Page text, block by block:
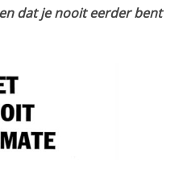
dat je nooit eerder bent